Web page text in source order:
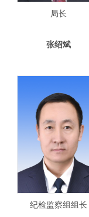
局长
张绍斌
纪检监察组组长